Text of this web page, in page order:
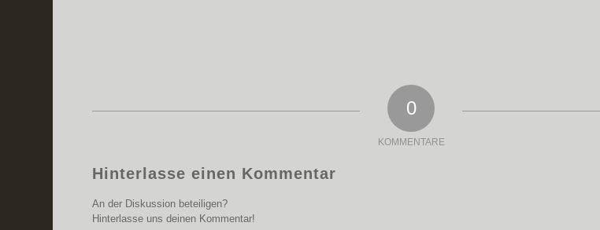
0
KOMMENTARE
Hinterlasse einen Kommentar
An der Diskussion beteiligen?
Hinterlasse uns deinen Kommentar!